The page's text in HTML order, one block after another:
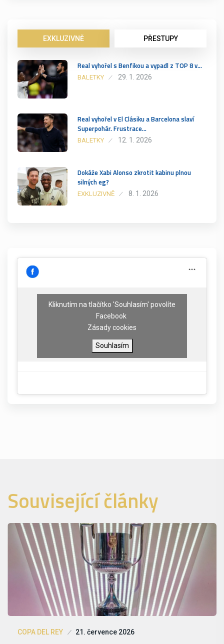
EXKLUZIVNĚ PŘESTUPY
Real vyhořel s Benfikou a vypadl z TOP 8 v…
BALETKY 29. 1. 2026
Real vyhořel v El Clásiku a Barcelona slaví
Superpohár. Frustrace…
BALETKY 12. 1. 2026
Dokáže Xabi Alonso zkrotit kabinu plnou
silných eg?
EXKLUZIVNĚ 8. 1. 2026
Kliknutím na tlačítko 'Souhlasím' povolíte
Facebook
Zásady cookies
Souhlasím
Související články
COPA DEL REY 21. července 2026